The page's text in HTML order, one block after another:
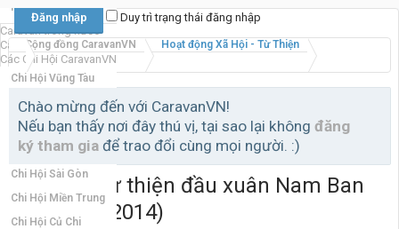
New Profile Posts
Caravan trong nước
Caravan quốc tế
Các Chi Hội CaravanVN
Chi Hội Vũng Tàu
Chi Hội Đồng Nai
Chi Hội Miền Bắc
Chi Hội Bình Dương
Chi Hội Sài Gòn
Chi Hội Miền Trung
Chi Hội Củ Chi
Duy trì trạng thái đăng nhập
Cộng đồng CaravanVN Hoạt động Xã Hội - Từ Thiện
Chào mừng đến với CaravanVN!
Nếu bạn thấy nơi đây thú vị, tại sao lại không đăng
ký tham gia để trao đổi cùng mọi người. :)
Hình ảnh từ thiện đầu xuân Nam Ban
(15-16/01/2014)